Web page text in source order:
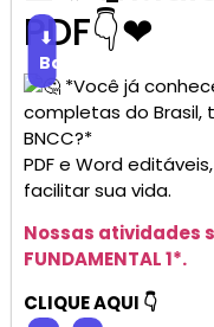
PDF👇❤
⬇
Baixar
*Você já
completas do
PDF e Word
facilitar sua vida.
Nossas atividades
FUNDAMENTAL 1*.
CLIQUE AQUI 👇